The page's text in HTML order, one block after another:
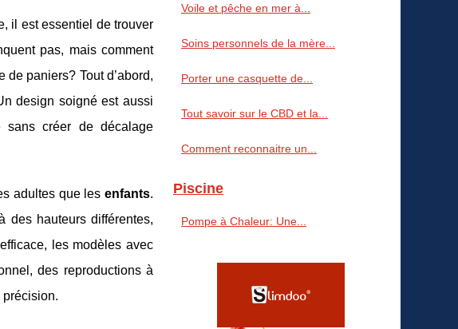
il est essentiel de trouver
pas, mais comment
paniers? Tout d’abord,
design soigné est aussi
sans créer de décalage
adultes que les enfants.
des hauteurs différentes,
les modèles avec
des reproductions à
précision.
Voile et pêche en mer à...
Soins personnels de la mère...
Porter une casquette de...
Tout savoir sur le CBD et la...
Comment reconnaitre un...
Piscine
Pompe à Chaleur: Une...